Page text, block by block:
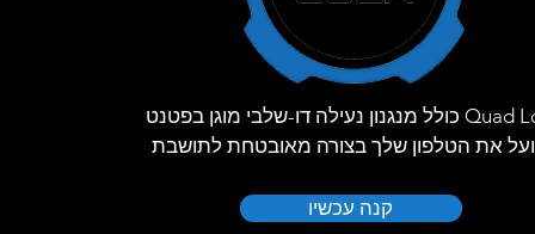
Quad Lock כולל מנגנון נעילה דו-שלבי מוגן בפטנט
את הטלפון שלך בצורה מאובטחת לתושבת
קנה עכשיו